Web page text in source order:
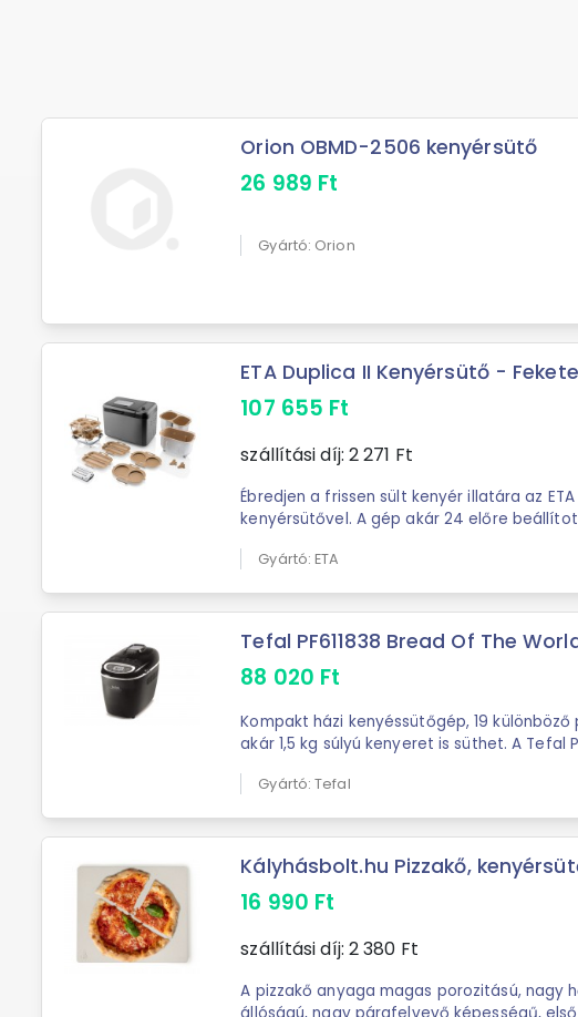
Orion OBMD-2506 kenyérsütő
26 989 Ft
Gyártó: Orion
ETA Duplica II Kenyérsütő -
107 655 Ft
szállítási díj: 2 271 Ft
Ébredjen a frissen sült kenyér illatára az ETA
kenyérsütővel. A gép akár 24 előre
Gyártó: ETA
Tefal PF611838 Bread Of The
88 020 Ft
Kompakt házi kenyéssütőgép, 19
akár 1,5 kg súlyú kenyeret is süthet. A Tefal
Gyártó: Tefal
Kályhásbolt.hu Pizzakő,
16 990 Ft
szállítási díj: 2 380 Ft
A pizzakő anyaga magas porozitású, nagy